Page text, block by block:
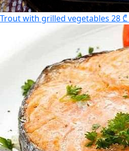
Trout with grilled vegetables 28 ₾